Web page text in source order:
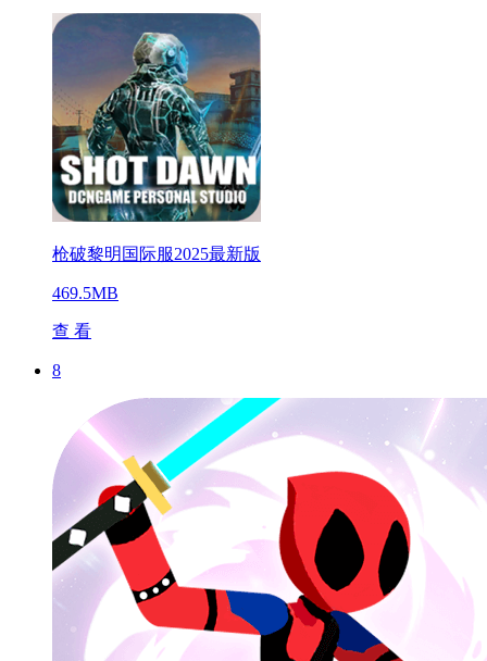
枪破黎明国际服2025最新版
469.5MB
查 看
8